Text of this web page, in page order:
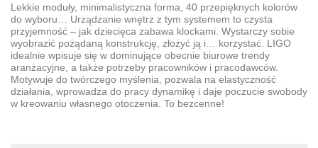
Lekkie moduły, minimalistyczna forma, 40 przepięknych kolorów
do wyboru… Urządzanie wnętrz z tym systemem to czysta
przyjemność – jak dziecięca zabawa klockami. Wystarczy sobie
wyobrazić pożądaną konstrukcję, złożyć ją i… korzystać. LIGO
idealnie wpisuje się w dominujące obecnie biurowe trendy
aranżacyjne, a także potrzeby pracowników i pracodawców.
Motywuje do twórczego myślenia, pozwala na elastyczność
działania, wprowadza do pracy dynamikę i daje poczucie swobody
w kreowaniu własnego otoczenia. To bezcenne!